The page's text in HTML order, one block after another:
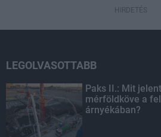
HIRDETÉS
LEGOLVASOTTABB
Paks II.: Mit
mérföldköve a
árnyékában?